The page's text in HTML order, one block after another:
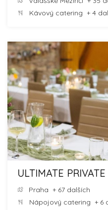
Kávový catering + 4
ULTIMATE
Praha + 67 dalších
Nápojový catering + 6